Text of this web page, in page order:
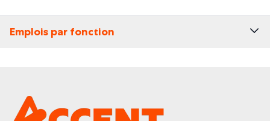
Emplois par fonction